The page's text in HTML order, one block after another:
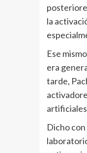
la
Ese
era
tarde,
Dicho